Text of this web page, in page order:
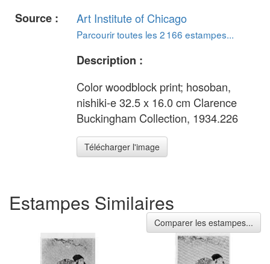
Source :
Art Institute of Chicago
Parcourir toutes les 2 166 estampes...
Description :
Color woodblock print; hosoban,
nishiki-e 32.5 x 16.0 cm Clarence
Buckingham Collection, 1934.226
Télécharger l'image
Estampes Similaires
Comparer les estampes...